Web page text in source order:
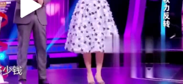
03:58
Play